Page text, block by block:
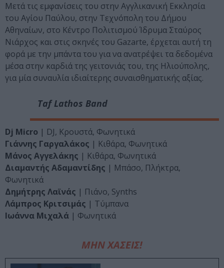
Μετά τις εμφανίσεις του στην Αγγλικανική Εκκλησία
του Αγίου Παύλου, στην Τεχνόπολη του Δήμου
Αθηναίων, στο Κέντρο Πολιτισμού Ίδρυμα Σταύρος
Νιάρχος και στις σκηνές του Gazarte, έρχεται αυτή τη
φορά με την μπάντα του για να ανατρέψει τα δεδομένα
μέσα στην καρδιά της γειτονιάς του, της Ηλιούπολης,
για μία συναυλία ιδιαίτερης συναισθηματικής αξίας.
Taf Lathos Band
Dj Micro | DJ, Κρουστά, Φωνητικά
Γιάννης Γαργαλάκος | Κιθάρα, Φωνητικά
Μάνος Αγγελάκης | Κιθάρα, Φωνητικά
Διαμαντής Αδαμαντίδης | Μπάσο, Πλήκτρα,
Φωνητικά
Δημήτρης Λαϊνάς | Πιάνο, Synths
Λάμπρος Κριτσιμάς | Τύμπανα
Ιωάννα Μιχαλά | Φωνητικά
ΜΗΝ ΧΑΣΕΙΣ!